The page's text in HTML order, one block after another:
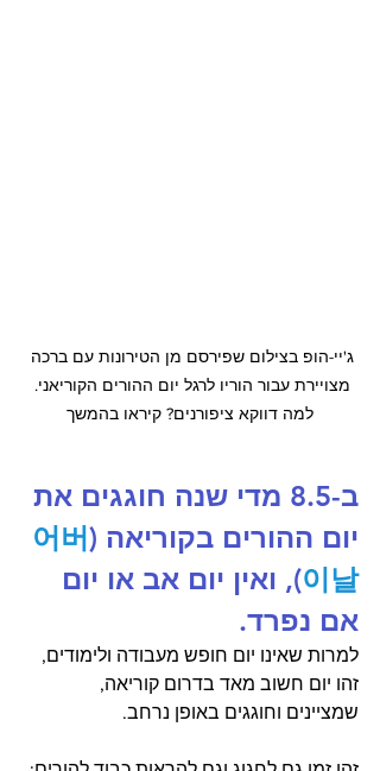
ג'יי-הופ בצילום שפירסם מן הטירונות עם ברכה
מצויירת עבור הוריו לרגל יום ההורים הקוריאני.
למה דווקא ציפורנים? קיראו בהמשך
ב-8.5 מדי שנה חוגגים את
יום ההורים בקוריאה (어버
이날), ואין יום אב או יום
אם נפרד.
למרות שאינו יום חופש מעבודה ולימודים,
זהו יום חשוב מאד בדרום קוריאה,
שמציינים וחוגגים באופן נרחב.